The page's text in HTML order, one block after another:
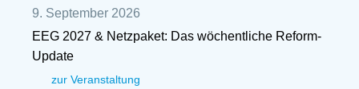
9. September 2026
EEG 2027 & Netzpaket: Das wöchentliche Reform-
Update
zur Veranstaltung